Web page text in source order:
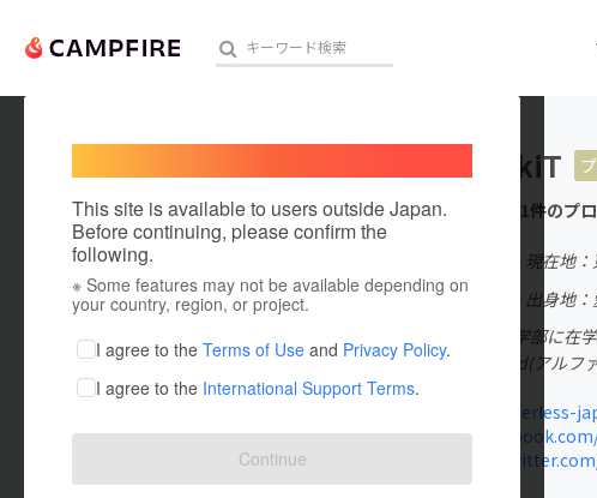
人気のプロジェクト 注目のリターン
アート・写真
テクノロジー・ガジェット
映像・映画
ビジネス・起業
まちづくり・地域活性化
This site is available to users outside Japan.
Before continuing, please confirm the
following.
※ Some features may not be available depending on
your country, region, or project.
I agree to the Terms of Use and Privacy Policy.
I agree to the International Support Terms.
Continue
TakayukiT
これまでに1件のプ
現在地
出身国：日本
出身地
東京大学経済学部に
phajiri Limited(アルフ
www.borderless-